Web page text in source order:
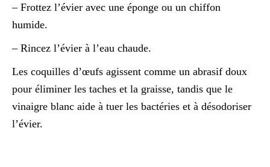
– Frottez l’évier avec une éponge ou un chiffon
humide.
– Rincez l’évier à l’eau chaude.
Les coquilles d’œufs agissent comme un abrasif doux
pour éliminer les taches et la graisse, tandis que le
vinaigre blanc aide à tuer les bactéries et à désodoriser
l’évier.